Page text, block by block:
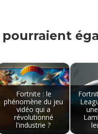
pourraient
Fortnite : le
phénomène du jeu
vidéo qui a
révolutionné
l'industrie ?